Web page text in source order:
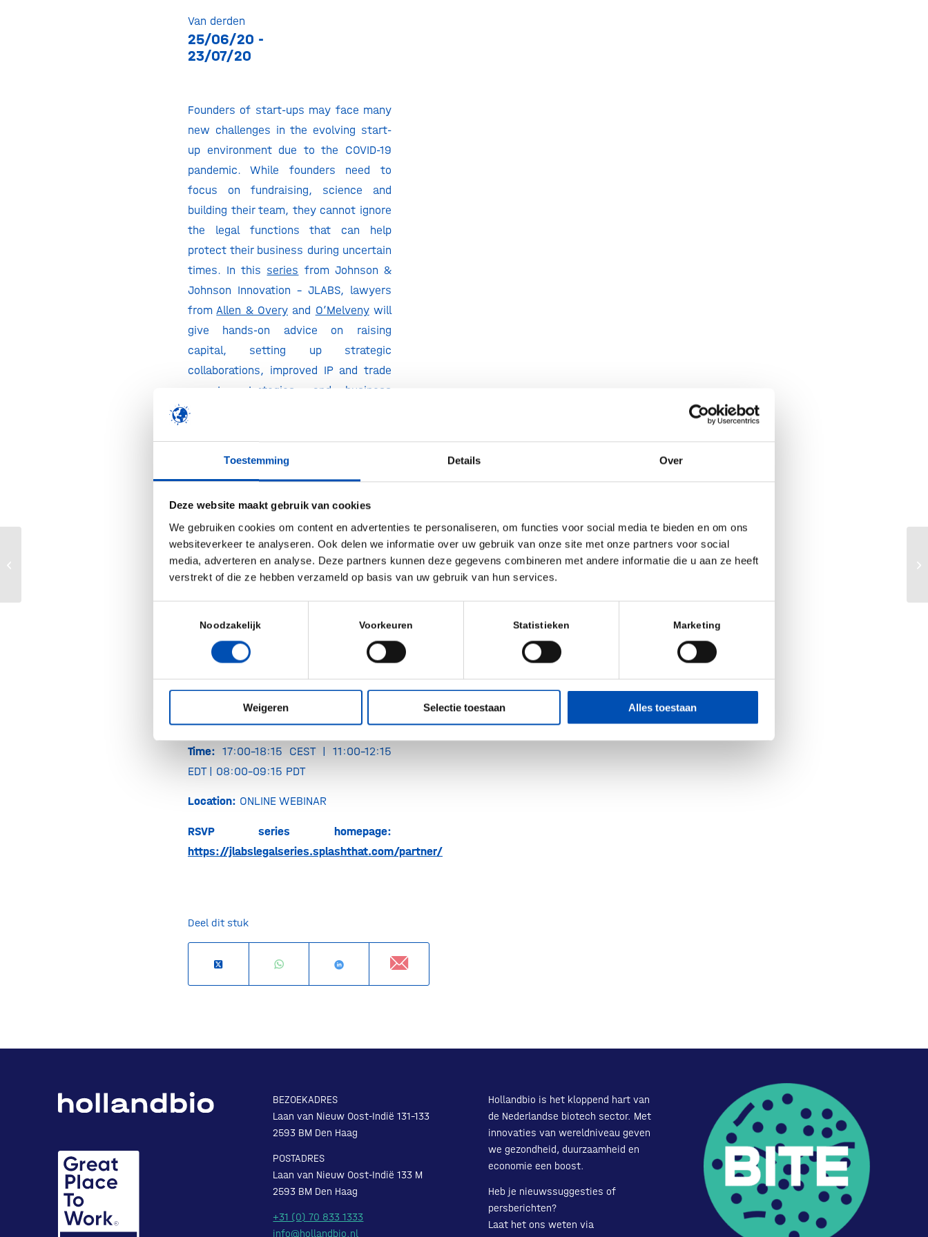
Toestemming Details Over
Deze website maakt gebruik van cookies
We gebruiken cookies om content en advertenties te personaliseren, om functies voor social media te bieden en om ons
websiteverkeer te analyseren. Ook delen we informatie over uw gebruik van onze site met onze partners voor social
media, adverteren en analyse. Deze partners kunnen deze gegevens combineren met andere informatie die u aan ze heeft
verstrekt of die ze hebben verzameld op basis van uw gebruik van hun services.
Noodzakelijk Voorkeuren Statistieken Marketing
Weigeren Selectie toestaan Alles toestaan
Van derden
25/06/20 -
23/07/20
Founders of start-ups may face many
new challenges in the evolving start-
up environment due to the COVID-19
pandemic. While founders need to
focus on fundraising, science and
building their team, they cannot ignore
the legal functions that can help
protect their business during uncertain
times. In this series from Johnson &
Johnson Innovation – JLABS, lawyers
from Allen & Overy and O’Melvenywill
give hands-on advice on raising
capital, setting up strategic
collaborations, improved IP and trade
secrets strategies, and business
preparedness. More details and
Dates:
25 June| Episode 1 |Raising
Capital: A Legal Primer
Strategic
Success
16 July| Episode 3 |
Best Ways to
23 July| Episode 4 |Business
Preparedness in Times of Pandemic
Time:17:00-18:15 CEST | 11:00-12:15
EDT | 08:00-09:15 PDT
Location: ONLINE WEBINAR
RSVP series homepage:
https://jlabslegalseries.splashthat.com/partner/
Deel dit stuk
BEZOEKADRES
Laan van Nieuw Oost-Indië 131-133
2593 BM Den Haag
POSTADRES
Laan van Nieuw Oost-Indië 133 M
2593 BM Den Haag
+31 (0) 70 833 1333
info@hollandbio.nl
Hollandbio is het kloppend hart van
de Nederlandse biotech sector. Met
innovaties van wereldniveau geven
we gezondheid, duurzaamheid en
economie een boost.
Heb je nieuwssuggesties of
persberichten?
Laat het ons weten via